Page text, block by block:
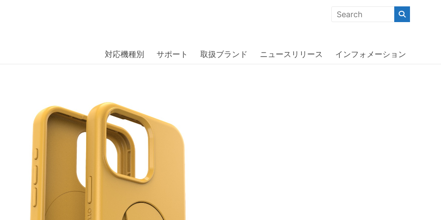
には、日本では珍しい「海外ブランド」をはじめ「ユニークな商品」「機能的な商品」「コストパフォーマンスの高い商
対応機種別 サポート 取扱ブランド ニュースリリース インフォメーション